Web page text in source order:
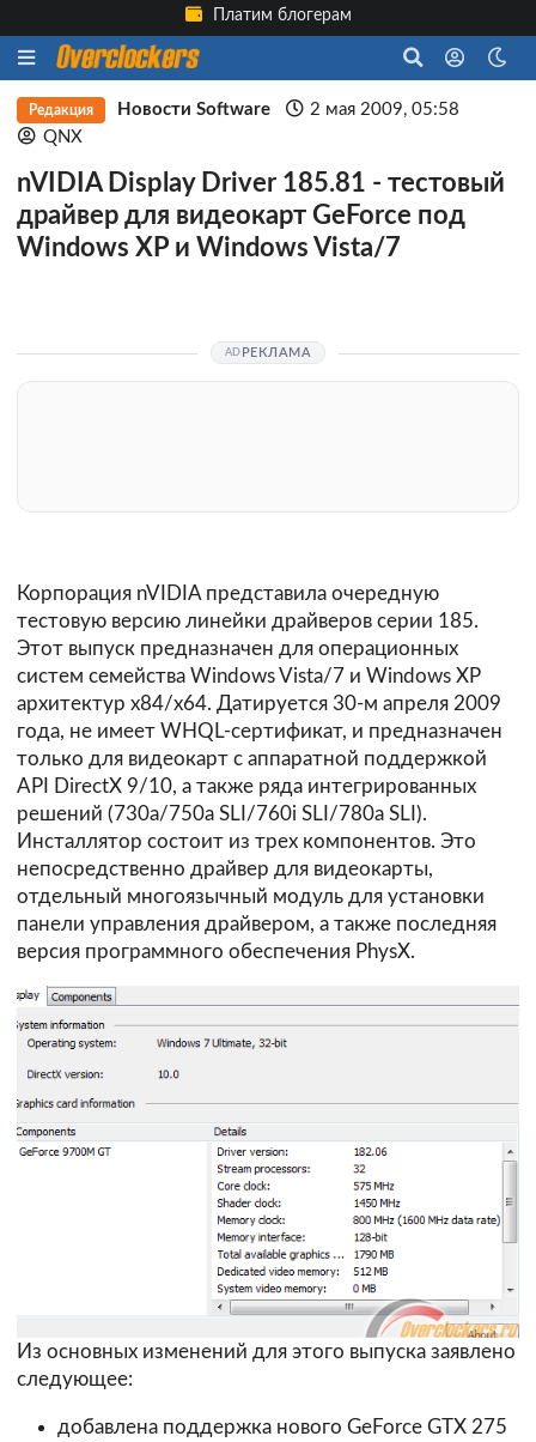
Платим блогерам
Редакция Новости Software
2 мая 2009, 05:58
QNX
nVIDIA Display Driver 185.81 - тестовый
драйвер для видеокарт GeForce под
Windows XP и Windows Vista/7
РЕКЛАМА
Корпорация nVIDIA представила очередную
тестовую версию линейки драйверов серии 185.
Этот выпуск предназначен для операционных
систем семейства Windows Vista/7 и Windows XP
архитектур х84/х64. Датируется 30-м апреля 2009
года, не имеет WHQL-сертификат, и предназначен
только для видеокарт с аппаратной поддержкой
API DirectX 9/10, а также ряда интегрированных
решений (730a/750a SLI/760i SLI/780a SLI).
Инсталлятор состоит из трех компонентов. Это
непосредственно драйвер для видеокарты,
отдельный многоязычный модуль для установки
панели управления драйвером, а также последняя
версия программного обеспечения PhysX.
Из основных изменений для этого выпуска заявлено
следующее:
добавлена поддержка нового GeForce GTX 275